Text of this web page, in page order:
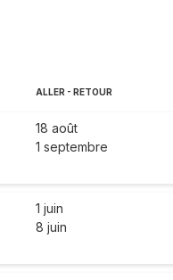
ALLER - RETOUR
18 août
1 septembre
1 juin
8 juin